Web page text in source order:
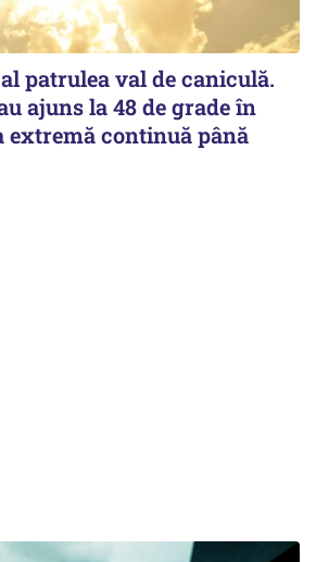
patrulea val de caniculă.
ajuns la 48 de grade în
extremă continuă până